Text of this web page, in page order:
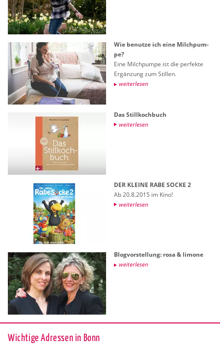
Wie be­nut­ze ich eine Milch­pum­
pe?
Eine Milch­pum­pe ist die per­fek­te
Er­gän­zung zum Stil­len.
wei­ter­le­sen
Das Still­koch­buch
wei­ter­le­sen
DER KLEI­NE RABE SOCKE 2
Ab 20.8.2015 im Kino!
wei­ter­le­sen
Blog­vor­stel­lung: rosa & li­mo­ne
wei­ter­le­sen
Wichtige Adressen in Bonn